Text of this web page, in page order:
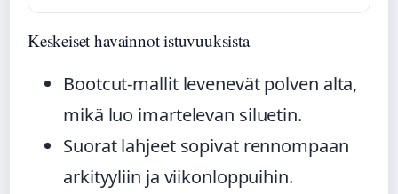
Keskeiset havainnot istuvuuksista
Bootcut-mallit levenevät polven alta,
mikä luo imartelevan siluetin.
Suorat lahjeet sopivat rennompaan
arkityyliin ja viikonloppuihin.